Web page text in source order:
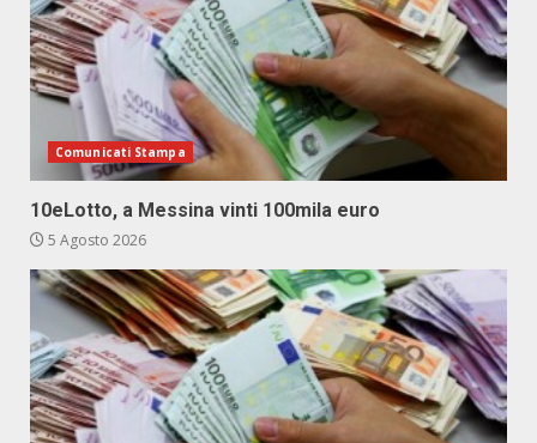
Comunicati Stampa
10eLotto, a Messina vinti 100mila euro
5 Agosto 2026